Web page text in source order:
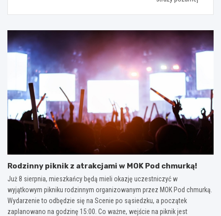
Rodzinny piknik z atrakcjami w MOK Pod chmurką!
Już 8 sierpnia, mieszkańcy będą mieli okazję uczestniczyć w
wyjątkowym pikniku rodzinnym organizowanym przez MOK Pod chmurką.
Wydarzenie to odbędzie się na Scenie po sąsiedzku, a początek
zaplanowano na godzinę 15:00. Co ważne, wejście na piknik jest